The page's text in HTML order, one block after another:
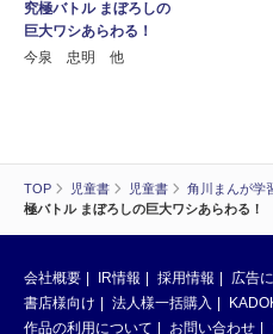
TOP 児童書 児童書 角川まんが学
極バトル まぼろしの巨大ワシあらわる！
究極バトル まぼろしの
巨大ワシあらわる！
今泉 忠明 他
会社概要 IR情報 採用情報 広告
書店様向け
法人様一括購入
作品の利用について
お問い合わせ